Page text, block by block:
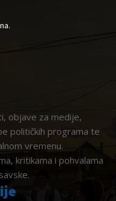
objave za medije,
političkih programa te
vremenu.
kritikama i pohvalama